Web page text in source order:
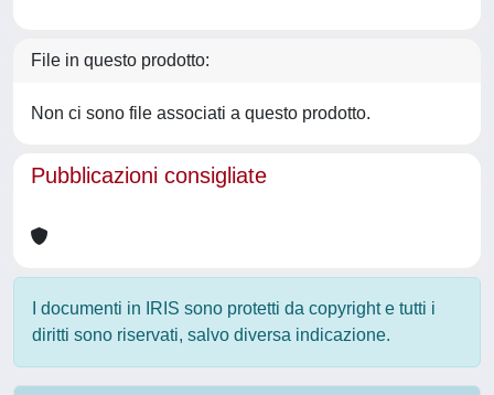
File in questo prodotto:
Non ci sono file associati a questo prodotto.
Pubblicazioni consigliate
I documenti in IRIS sono protetti da copyright e tutti i
diritti sono riservati, salvo diversa indicazione.